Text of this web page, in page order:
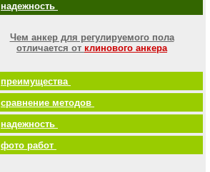
надежность
Чем анкер для регулируемого пола
отличается от клинового анкера
преимущества
сравнение методов
надежность
фото работ